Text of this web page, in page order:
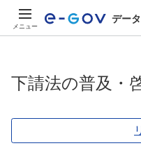
メニュー
デー
下請法の普及・